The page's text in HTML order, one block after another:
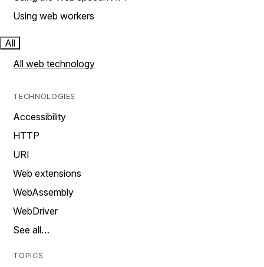
Using web workers
All
All web technology
TECHNOLOGIES
Accessibility
HTTP
URI
Web extensions
WebAssembly
WebDriver
See all…
TOPICS